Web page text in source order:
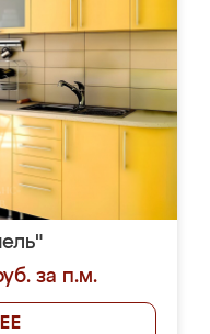
за п.м.